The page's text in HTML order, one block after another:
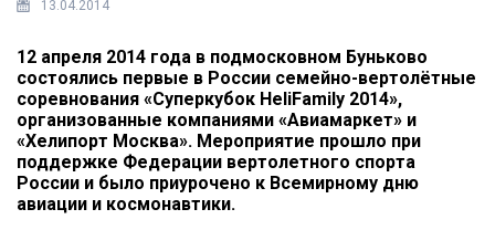
13.04.2014
12 апреля 2014 года в подмосковном Буньково
состоялись первые в России семейно-вертолётные
соревнования «Суперкубок HeliFamily 2014»,
организованные компаниями «Авиамаркет» и
«Хелипорт Москва». Мероприятие прошло при
поддержке Федерации вертолетного спорта
России и было приурочено к Всемирному дню
авиации и космонавтики.